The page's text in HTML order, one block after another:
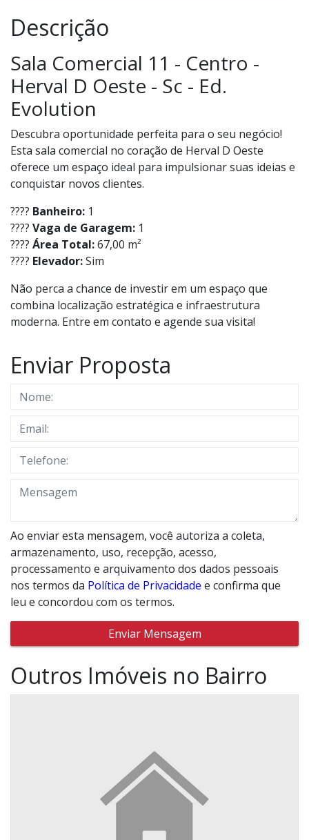
Descrição
Sala Comercial 11 - Centro -
Herval D Oeste - Sc - Ed.
Evolution
Descubra oportunidade perfeita para o seu negócio!
Esta sala comercial no coração de Herval D Oeste
oferece um espaço ideal para impulsionar suas ideias e
conquistar novos clientes.
???? Banheiro: 1
???? Vaga de Garagem: 1
???? Área Total:67,00 m²
???? Elevador:Sim
Não perca a chance de investir em um espaço que
combina localização estratégica e infraestrutura
moderna. Entre em contato e agende sua visita!
Enviar Proposta
Ao enviar esta mensagem, você autoriza a coleta,
armazenamento, uso, recepção, acesso,
processamento e arquivamento dos dados pessoais
nos termos da Política de Privacidade e confirma que
leu e concordou com os termos.
Enviar Mensagem
Outros Imóveis no Bairro